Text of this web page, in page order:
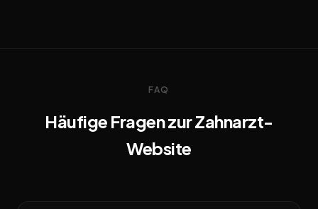
FAQ
Häufige Fragen zur Zahnarzt-
Website